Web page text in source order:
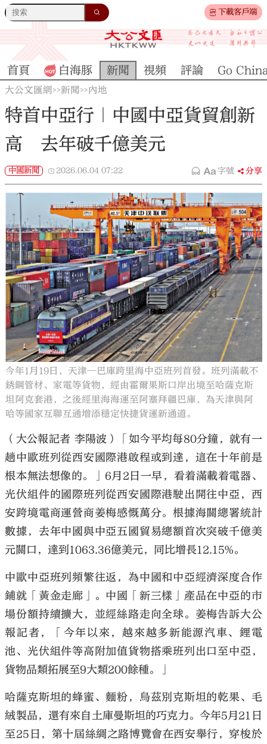
下載客戶端
大公文匯
首頁 白海豚 新聞 視頻 評論 Go
大公文匯網>>新聞>>內地
特首中亞行｜中國中亞貨貿創新
高 去年破千億美元
中國新聞 2026.06.04 07:22 字號 分享
今年1月19日，天津─巴庫跨里海中亞班列首發。班列滿載不
銹鋼管材、家電等貨物，經由霍爾果斯口岸出境至哈薩克斯
坦阿克套港，之後經里海海運至阿塞拜疆巴庫，為天津與阿
哈等國家互聯互通增添穩定快捷貨運新通道。
（大公報記者 李陽波）「如今平均每80分鐘，就有一
趟中歐班列從西安國際港啟程或到達，這在十年前是
根本無法想像的。」6月2日一早，看着滿載着電器、
光伏組件的國際班列從西安國際港駛出開往中亞，西
安跨境電商運營商姜梅感慨萬分。根據海關總署統計
數據，去年中國與中亞五國貿易總額首次突破千億美
元關口，達到1063.36億美元，同比增長12.15%。
中歐中亞班列頻繁往返，為中國和中亞經濟深度合作
鋪就「黃金走廊」。中國「新三樣」產品在中亞的市
場份額持續擴大，並經絲路走向全球。姜梅告訴大公
報記者，「今年以來，越來越多新能源汽車、鋰電
池、光伏組件等高附加值貨物搭乘班列出口至中亞，
貨物品類拓展至9大類200餘種。」
哈薩克斯坦的蜂蜜、麵粉，烏茲別克斯坦的乾果、毛
絨製品，還有來自土庫曼斯坦的巧克力。今年5月21日
至25日，第十屆絲綢之路博覽會在西安舉行，穿梭於